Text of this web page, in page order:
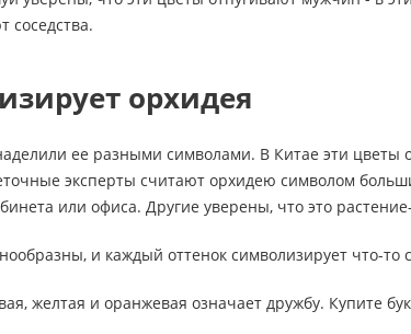
соседства.
орхидея
ее разными символами. В Китае эти цветы
эксперты считают орхидею символом
или офиса. Другие уверены, что это
и каждый оттенок символизирует что-то
желтая и оранжевая означает дружбу. Купите